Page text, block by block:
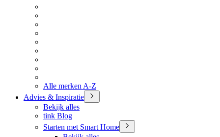
Alle merken A-Z
Advies & Inspiratie
Bekijk alles
tink Blog
Starten met Smart Home